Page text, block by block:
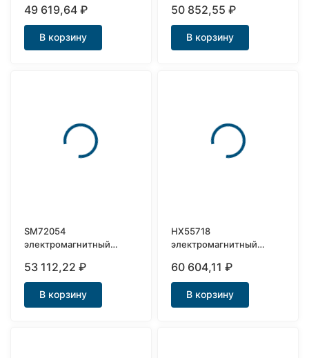
нержавеющий Ду32
49 619,64₽
В корзину
Ду40
50 852,55₽
В корзину
SM72054
электромагнитный
Ду40
53 112,22₽
В корзину
HX55718
электромагнитный
клапан Ду50
60 604,11₽
В корзину